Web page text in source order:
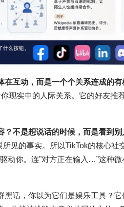
互动，而是一个个关系连成的有
现实中的人际关系。它的好友推
不是想说话的时候，而是看到别
见的事实。所以TikTok的核心社
动你。连”对方正在输入…”这种
黑话，你以为它们是娱乐工具？